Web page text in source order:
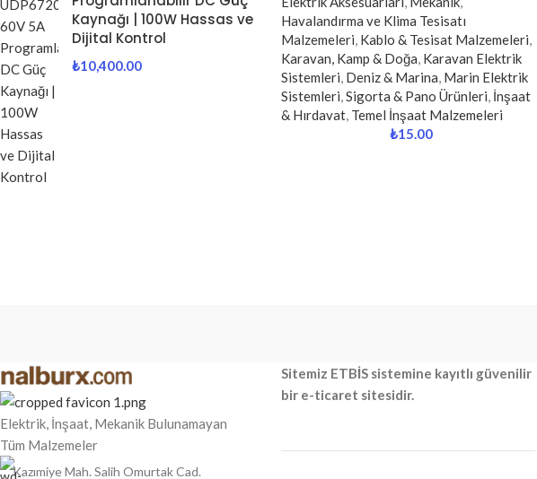
Kaynağı | 100W Hassas ve
Dijital Kontrol
₺10,400.00
Havalandırma ve Klima Tesisatı
Malzemeleri, Kablo & Tesisat Malzemeleri,
Karavan, Kamp & Doğa, Karavan Elektrik
Sistemleri, Deniz & Marina, Marin Elektrik
Sistemleri,Sigorta & Pano Ürünleri, İnşaat
& Hırdavat, Temel İnşaat Malzemeleri
₺15.00
Elektrik, İnşaat, Mekanik Bulunamayan
Tüm Malzemeler
Kazımiye Mah. Salih Omurtak Cad.
Sitemiz ETBİS sistemine kayıtlı güvenilir
bir e-ticaret sitesidir.